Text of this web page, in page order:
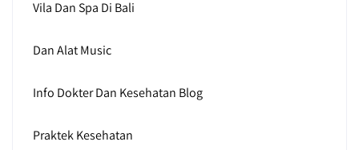
Vila Dan Spa Di Bali
Dan Alat Music
Info Dokter Dan Kesehatan Blog
Praktek Kesehatan